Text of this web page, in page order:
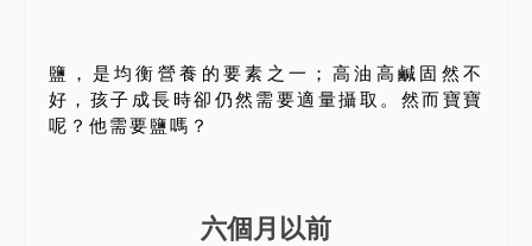
鹽，是均衡營養的要素之一；高油高鹹固然不
好，孩子成長時卻仍然需要適量攝取。然而寶寶
呢？他需要鹽嗎？
六個月以前